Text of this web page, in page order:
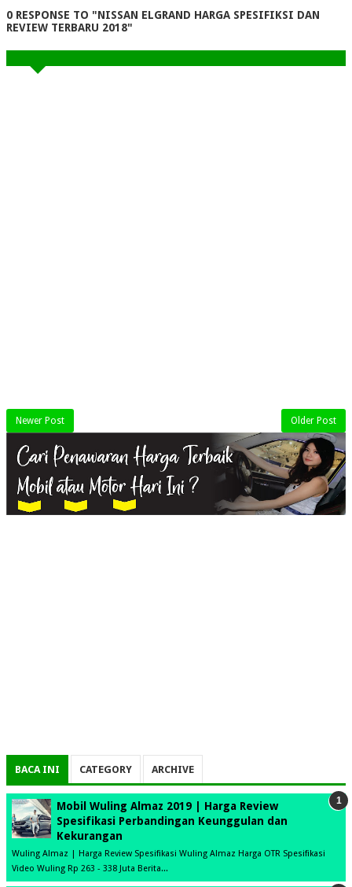
0 RESPONSE TO "NISSAN ELGRAND HARGA SPESIFIKSI DAN
REVIEW TERBARU 2018"
Newer Post Older Post
BACA INI CATEGORY ARCHIVE
Mobil Wuling Almaz 2019 | Harga Review
Spesifikasi Perbandingan Keunggulan dan
Kekurangan
Wuling Almaz | Harga Review Spesifikasi Wuling Almaz Harga OTR Spesifikasi
Video Wuling Rp 263 - 338 Juta Berita...